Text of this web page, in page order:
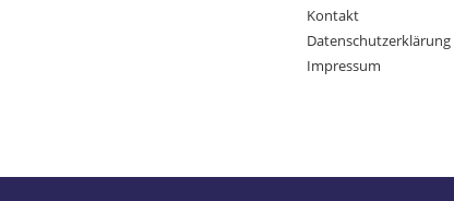
Kontakt
Datenschutzerklärung
Impressum